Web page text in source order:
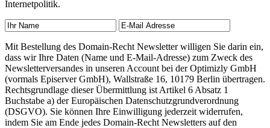
Internetpolitik.
Mit Bestellung des Domain-Recht Newsletter willigen Sie darin ein,
dass wir Ihre Daten (Name und E-Mail-Adresse) zum Zweck des
Newsletterversandes in unseren Account bei der Optimizly GmbH
(vormals Episerver GmbH), Wallstraße 16, 10179 Berlin übertragen.
Rechtsgrundlage dieser Übermittlung ist Artikel 6 Absatz 1
Buchstabe a) der Europäischen Datenschutzgrundverordnung
(DSGVO). Sie können Ihre Einwilligung jederzeit widerrufen,
indem Sie am Ende jedes Domain-Recht Newsletters auf den